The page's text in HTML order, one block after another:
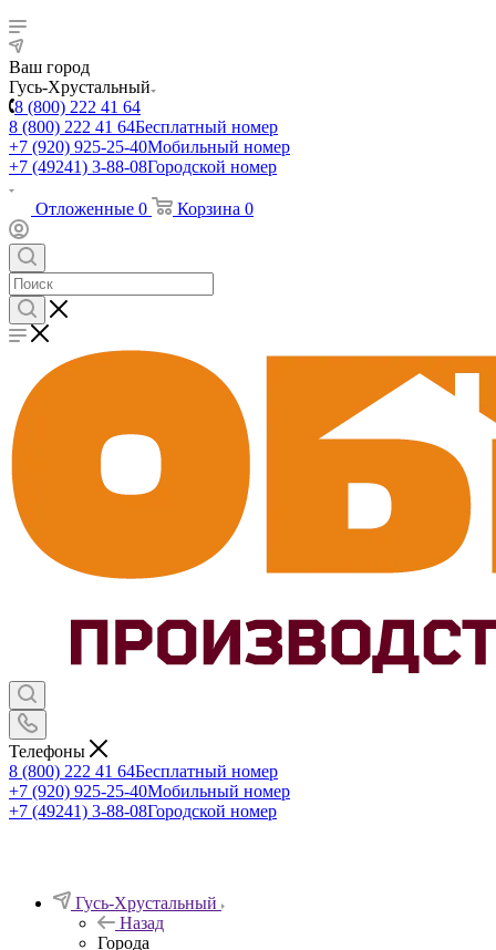
Ваш город
Гусь-Хрустальный
8 (800) 222 41 64
8 (800) 222 41 64Бесплатный номер
+7 (920) 925-25-40Мобильный номер
+7 (49241) 3-88-08Городской номер
Отложенные 0 Корзина 0
Телефоны
8 (800) 222 41 64Бесплатный номер
+7 (920) 925-25-40Мобильный номер
+7 (49241) 3-88-08Городской номер
Гусь-Хрустальный
Назад
Города